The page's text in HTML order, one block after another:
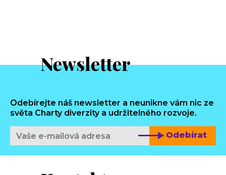
Newsletter
Odebírejte náš newsletter a neunikne vám nic ze
světa Charty diverzity a udržitelného rozvoje.
Odebírat